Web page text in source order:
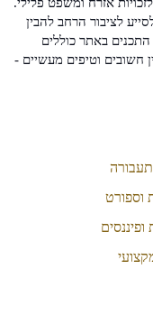
לציבור הרחב להבין
באתר כוללים
חשובים וטיפים מעשיים -
וספורט
ופיננסים